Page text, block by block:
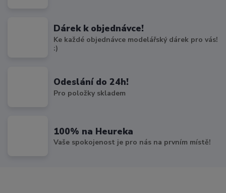
Dárek k objednávce!
Ke každé objednávce modelářský dárek pro vás!
:)
Odeslání do 24h!
Pro položky skladem
100% na Heureka
Vaše spokojenost je pro nás na prvním místě!